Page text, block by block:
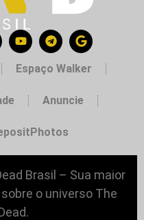
Espaço Walker
Anuncie
Brasil – Sua maior
o universo The